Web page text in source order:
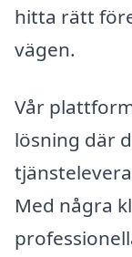
hitta rätt
vägen.
Vår
lösning där
Med några